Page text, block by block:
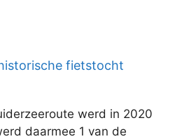
fietstocht
werd in 2020
daarmee 1 van de